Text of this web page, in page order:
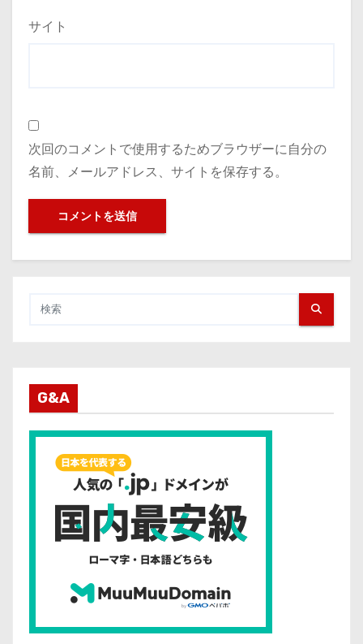
サイト
次回のコメントで使用するためブラウザーに自分の
名前、メールアドレス、サイトを保存する。
G&A